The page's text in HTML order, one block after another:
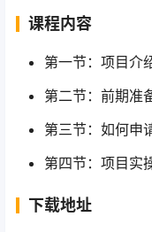
课程内容
第一节：项目介
第二节：前期准
第三节：如何申
第四节：项目实
下载地址